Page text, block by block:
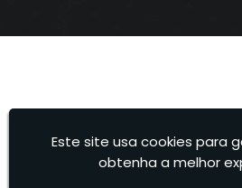
Este site usa cookies para
obtenha a melhor